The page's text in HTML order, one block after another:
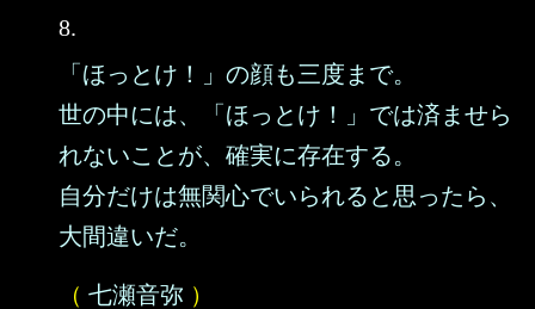
8.
「ほっとけ！」の顔も三度まで。
世の中には、「ほっとけ！」では済ませら
れないことが、確実に存在する。
自分だけは無関心でいられると思ったら、
大間違いだ。
（ 七瀬音弥 ）